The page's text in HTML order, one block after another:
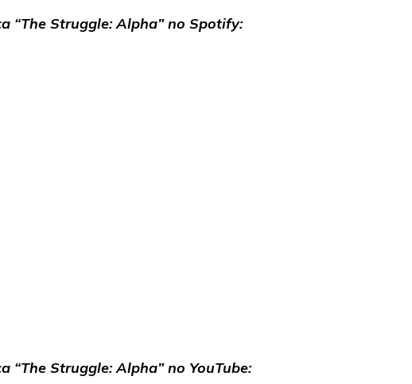
“The Struggle: Alpha” no Spotify:
“The Struggle: Alpha” no YouTube: